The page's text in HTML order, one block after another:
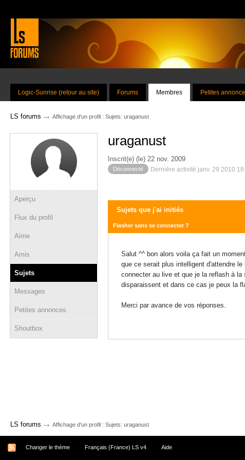
Logic-Sunrise (retour au site) Forums Membres Petites
LS forums → Affichage d'un profil : Sujets: uraganust
Aperçu
Flux du profil
Aime
Amis
Sujets
Messages
Petites annonces
Shoutbox
uraganust
Inscrit(e) (le) 22 nov. 2009
Déconnecté Dernière activité janv. 29 2010
Sujets que j'ai initiés
Flasher sans se connecter ?
Salut ^^ bon alors voila ça fait un
que ce serait plus intelligent d'attendre
connecter au live et que je la reflash à
disparaissent et dans ce cas je peux la
Merci par avance de vos réponses.
LS forums → Affichage d'un profil : Sujets: uraganust
Changer le thème Français (France) LS v4 Aide